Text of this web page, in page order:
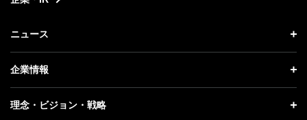
ニュース
ニュース トップ
プレスリリース
企業情報
企業情報 トップ
理念・ビジョン・戦略